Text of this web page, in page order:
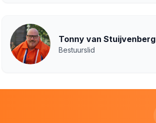
Tonny van Stuijvenberg
Bestuurslid